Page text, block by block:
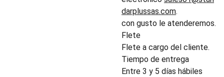
darplussas.com.
con gusto le atenderemos.
Flete
Flete a cargo del cliente.
Tiempo de entrega
Entre 3 y 5 días hábiles